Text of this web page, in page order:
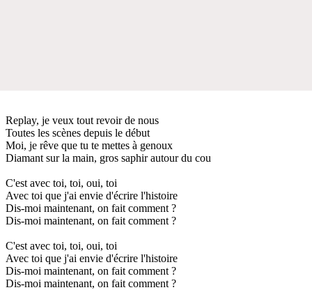
Replay, je veux tout revoir de nous
Toutes les scènes depuis le début
Moi, je rêve que tu te mettes à genoux
Diamant sur la main, gros saphir autour du cou
C'est avec toi, toi, oui, toi
Avec toi que j'ai envie d'écrire l'histoire
Dis-moi maintenant, on fait comment ?
Dis-moi maintenant, on fait comment ?
C'est avec toi, toi, oui, toi
Avec toi que j'ai envie d'écrire l'histoire
Dis-moi maintenant, on fait comment ?
Dis-moi maintenant, on fait comment ?